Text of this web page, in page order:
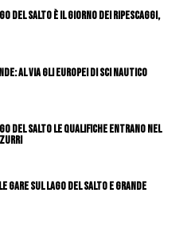
del Salto è il giorno dei ripescaggi,
al via gli Europei di Sci Nautico
del Salto le qualifiche entrano nel
gare sul Lago del Salto e grande